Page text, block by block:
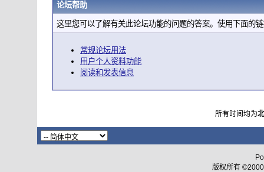
论坛帮助
这里您可以了解有关此论坛功能的问题的答案。使用下面的
常规论坛用法
用户个人资料功能
阅读和发表信息
所有时间均为
版权所有